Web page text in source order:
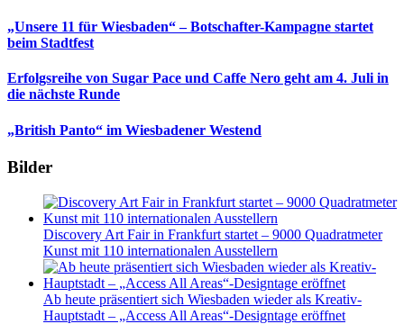
„Unsere 11 für Wiesbaden“ – Botschafter-Kampagne startet
beim Stadtfest
Erfolgsreihe von Sugar Pace und Caffe Nero geht am 4. Juli in
die nächste Runde
„British Panto“ im Wiesbadener Westend
Bilder
Discovery Art Fair in Frankfurt startet – 9000 Quadratmeter
Kunst mit 110 internationalen Ausstellern
Ab heute präsentiert sich Wiesbaden wieder als Kreativ-
Hauptstadt – „Access All Areas“-Designtage eröffnet